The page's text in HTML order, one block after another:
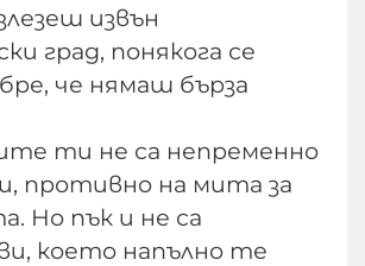
извън
град, понякога се
че нямаш бърза
ти не са непременно
противно на мита за
Но пък и не са
което напълно те